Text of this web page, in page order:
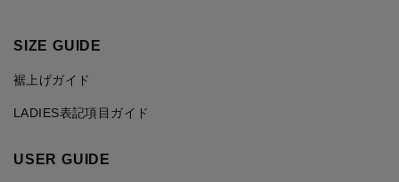
SIZE GUIDE
裾上げガイド
LADIES表記項目ガイド
USER GUIDE